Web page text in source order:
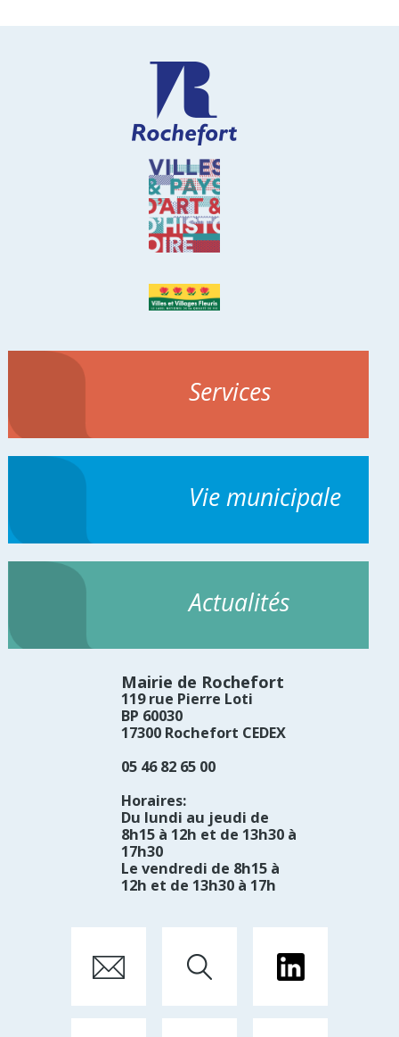
Services
Vie municipale
Actualités
Mairie de Rochefort
119 rue Pierre Loti
BP 60030
17300 Rochefort CEDEX
05 46 82 65 00
Horaires:
Du lundi au jeudi de
8h15 à 12h et de 13h30 à
17h30
Le vendredi de 8h15 à
12h et de 13h30 à 17h